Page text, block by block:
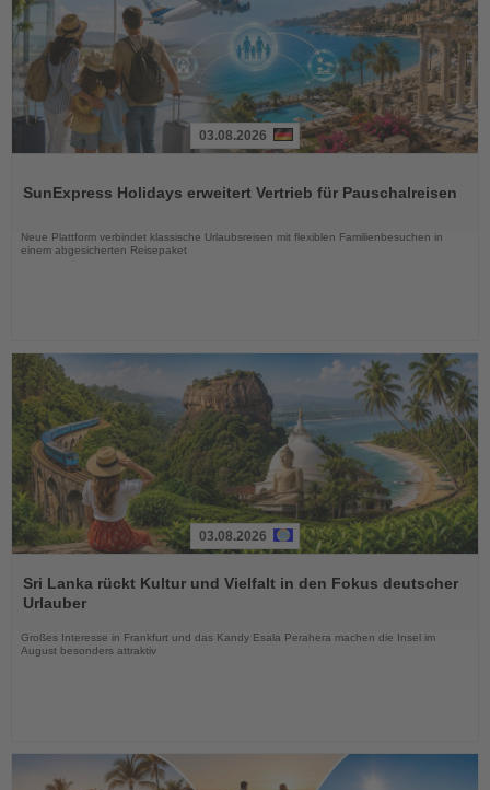
die
03.08.2026
SunExpress Holidays erweitert Vertrieb für Pauschalreisen
Neue Plattform verbindet klassische Urlaubsreisen mit flexiblen Familienbesuchen in
einem abgesicherten Reisepaket
Sie
die
03.08.2026
Sri Lanka rückt Kultur und Vielfalt in den Fokus deutscher
Urlauber
Großes Interesse in Frankfurt und das Kandy Esala Perahera machen die Insel im
August besonders attraktiv